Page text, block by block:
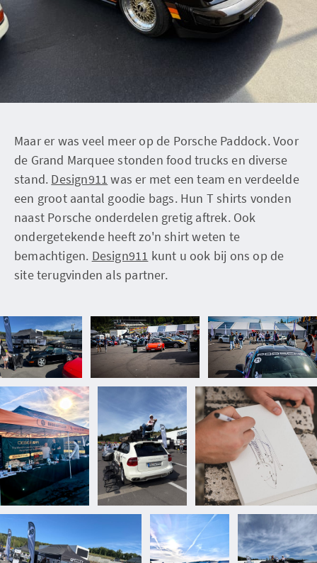
Maar er was veel meer op de Porsche Paddock. Voor
de Grand Marquee stonden food trucks en diverse
stand. Design911 was er met een team en verdeelde
een groot aantal goodie bags. Hun T shirts vonden
naast Porsche onderdelen gretig aftrek. Ook
ondergetekende heeft zo'n shirt weten te
bemachtigen. Design911 kunt u ook bij ons op de
site terugvinden als partner.